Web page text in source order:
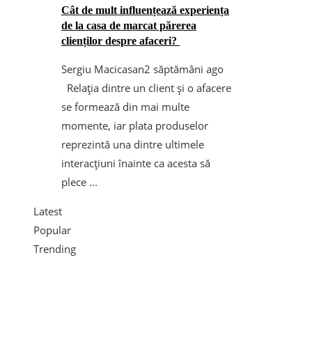
Cât de mult influențează experiența
de la casa de marcat părerea
clienților despre afaceri?
Sergiu Macicasan2 săptămâni ago
Relația dintre un client și o afacere
se formează din mai multe
momente, iar plata produselor
reprezintă una dintre ultimele
interacțiuni înainte ca acesta să
plece ...
Latest
Popular
Trending